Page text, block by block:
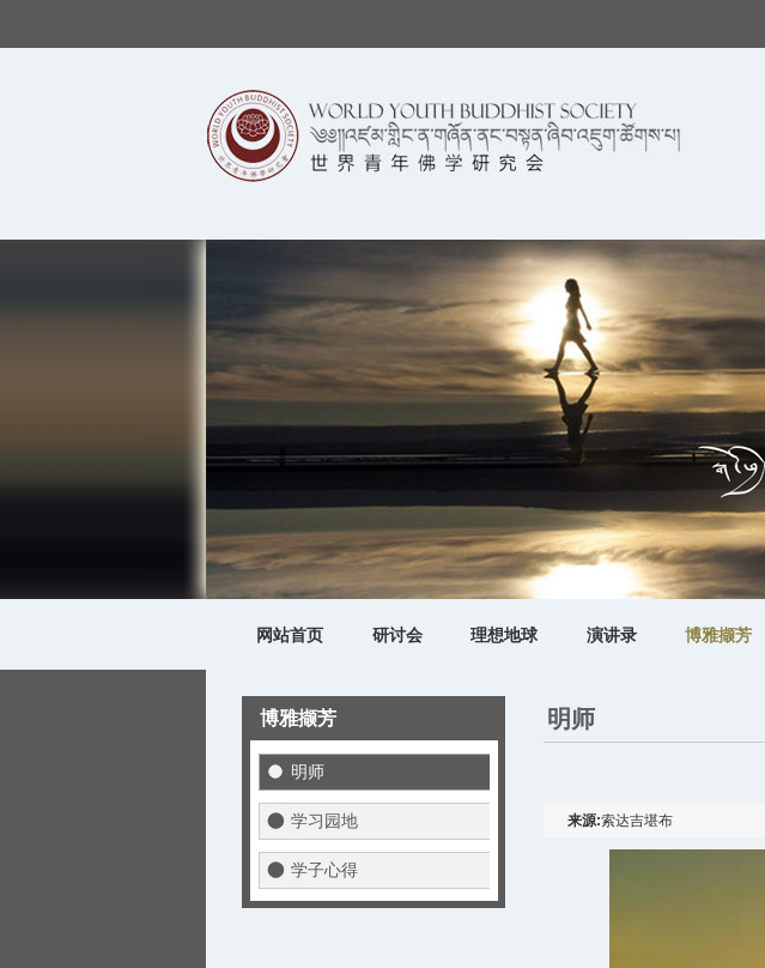
网站首页 研讨会 理想地球 演讲录 博雅撷芳
博雅撷芳
明师
学习园地
学子心得
明师
来源:索达吉堪布